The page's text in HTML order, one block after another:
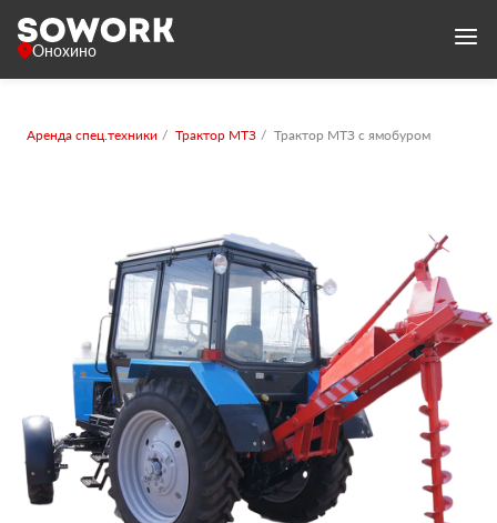
Онохино
Аренда спец.техники Трактор МТЗ Трактор МТЗ с ямобуром